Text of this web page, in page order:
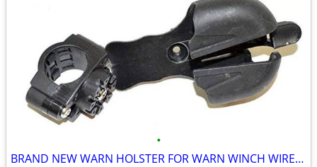
•
BRAND NEW WARN HOLSTER FOR WARN WINCH WIRELESS TRANSMITTER